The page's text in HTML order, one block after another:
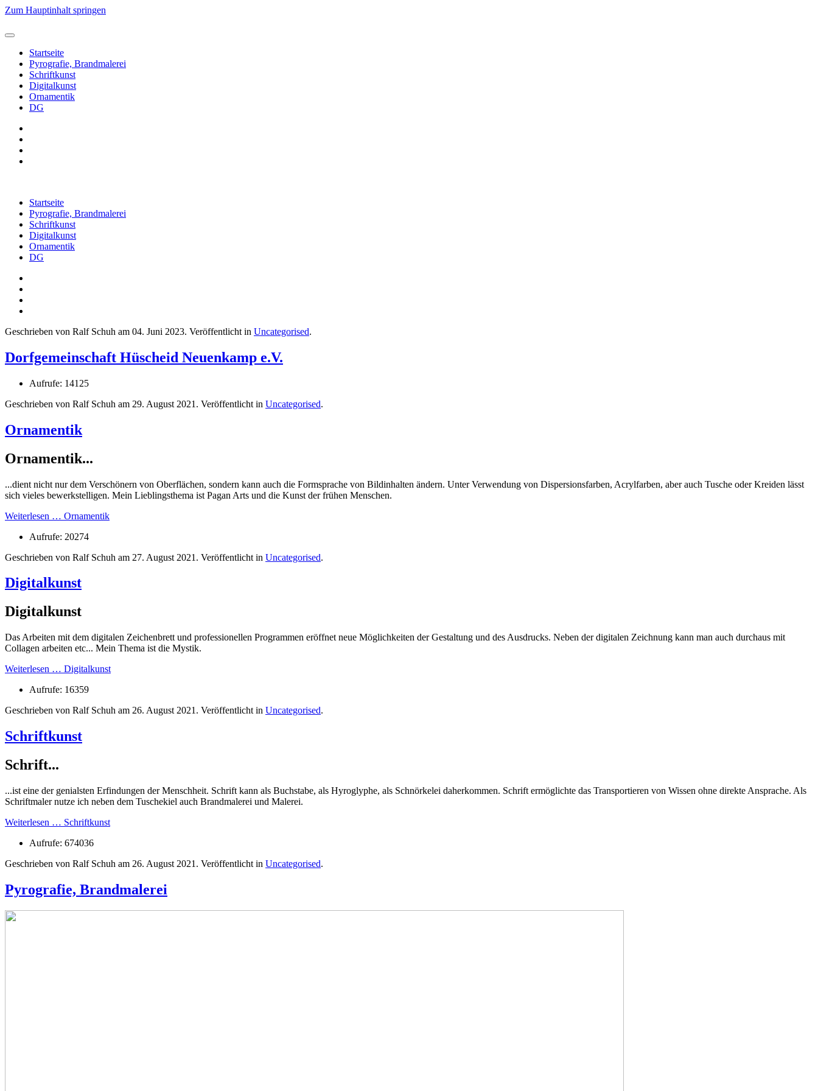
Zum Hauptinhalt springen
Startseite
Pyrografie, Brandmalerei
Schriftkunst
Digitalkunst
Ornamentik
DG
Startseite
Pyrografie, Brandmalerei
Schriftkunst
Digitalkunst
Ornamentik
DG
Geschrieben von Ralf Schuh am 04. Juni 2023. Veröffentlicht in Uncategorised.
Dorfgemeinschaft Hüscheid Neuenkamp e.V.
Aufrufe: 14125
Geschrieben von Ralf Schuh am 29. August 2021 . Veröffentlicht in Uncategorised.
Ornamentik
Ornamentik...
...dient nicht nur dem Verschönern von Oberflächen, sondern kann auch die Formsprache von Bildinhalten ändern. Unter Verwendung von Dispersionsfarben, Acrylfarben, aber auch Tusche oder Kreiden lässt
sich vieles bewerkstelligen. Mein Lieblingsthema ist Pagan Arts und die Kunst der frühen Menschen.
Weiterlesen … Ornamentik
Aufrufe: 20274
Geschrieben von Ralf Schuh am 27. August 2021 . Veröffentlicht in Uncategorised.
Digitalkunst
Digitalkunst
Das Arbeiten mit dem digitalen Zeichenbrett und professionellen Programmen eröffnet neue Möglichkeiten der Gestaltung und des Ausdrucks. Neben der digitalen Zeichnung kann man auch durchaus mit
Collagen arbeiten etc... Mein Thema ist die Mystik.
Weiterlesen … Digitalkunst
Aufrufe: 16359
Geschrieben von Ralf Schuh am 26. August 2021 . Veröffentlicht in Uncategorised.
Schriftkunst
Schrift...
...ist eine der genialsten Erfindungen der Menschheit. Schrift kann als Buchstabe, als Hyroglyphe, als Schnörkelei daherkommen. Schrift ermöglichte das Transportieren von Wissen ohne direkte Ansprache. Als
Schriftmaler nutze ich neben dem Tuschekiel auch Brandmalerei und Malerei.
Weiterlesen … Schriftkunst
Aufrufe: 674036
Geschrieben von Ralf Schuh am 26. August 2021 . Veröffentlicht in Uncategorised.
Pyrografie, Brandmalerei